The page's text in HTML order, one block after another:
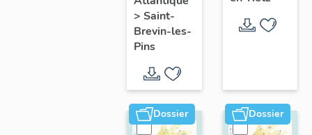
Brevin-
les-Pins
> Saint-
Brevin-les-
Pins
Dossier Dossier